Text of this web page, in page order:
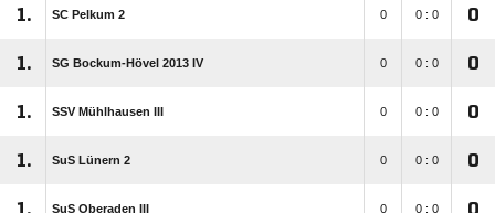
1. SC Pelkum 2 0 0 : 0 0
1. SG Bockum-Hövel 2013 IV 0 0 : 0 0
1. SSV Mühlhausen III 0 0 : 0 0
1. SuS Lünern 2 0 0 : 0 0
1. SuS Oberaden III 0 0 : 0 0